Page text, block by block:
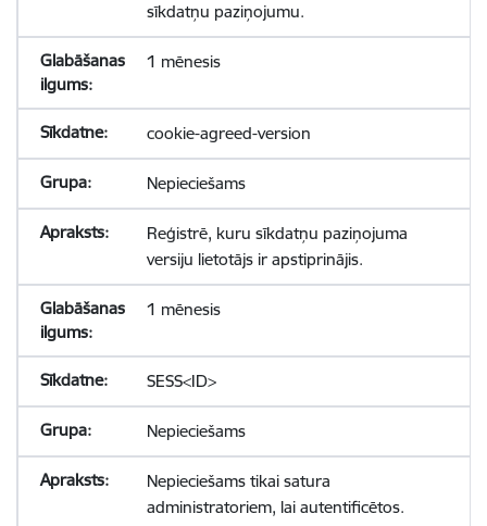
sīkdatņu paziņojumu.
1 mēnesis
cookie-agreed-version
Nepieciešams
Reģistrē, kuru sīkdatņu paziņojuma
versiju lietotājs ir apstiprinājis.
1 mēnesis
SESS<ID>
Nepieciešams
Nepieciešams tikai satura
administratoriem, lai autentificētos.